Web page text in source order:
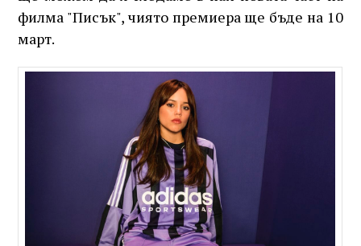
филма "Писък", чиято премиера ще бъде на 10
март.